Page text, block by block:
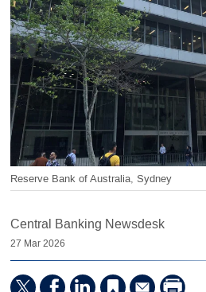
Reserve Bank of Australia, Sydney
Central Banking Newsdesk
27 Mar 2026